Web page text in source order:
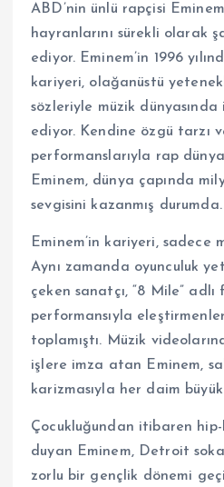
ABD’nin ünlü rapçisi
hayranlarını sürekli olarak
ediyor. Eminem’in 1996
kariyeri, olağanüstü
sözleriyle müzik
ediyor. Kendine özgü tarzı
performanslarıyla rap
Eminem, dünya çapında
sevgisini kazanmış durumda.
Eminem’in kariyeri, sadece
Aynı zamanda oyunculuk
çeken sanatçı, “8 Mile” adlı
performansıyla
toplamıştı. Müzik
işlere imza atan Eminem,
karizmasıyla her daim
Çocukluğundan itibaren
duyan Eminem, Detroit
zorlu bir gençlik dönemi